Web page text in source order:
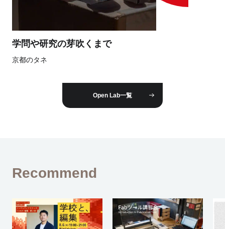
学問や研究の芽吹くまで
京都のタネ
Open Lab一覧
Recommend